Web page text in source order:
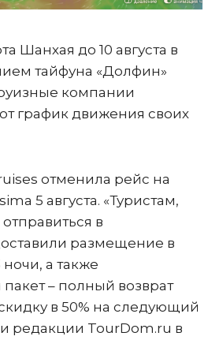
Шанхая до 10 августа в
тайфуна «Долфин»
компании
график движения своих
отменила рейс на
5 августа. «Туристам,
в
размещение в
а также
– полный возврат
в 50% на следующий
редакции TourDom.ru в